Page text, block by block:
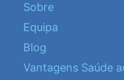
Sobre
Equipa
Blog
Vantagens Saúde